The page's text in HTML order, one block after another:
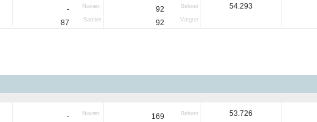
- Nuvær.
87 Samlet
92 Beboet
92 Vægtet
54.293
- Nuvær. 169 Beboet 53.726